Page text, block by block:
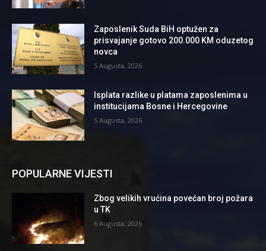
Zaposlenik Suda BiH optužen za
prisvajanje gotovo 200.000 KM oduzetog
novca
5 Augusta, 2026
Isplata razlike u platama zaposlenima u
institucijama Bosne i Hercegovine
5 Augusta, 2026
POPULARNE VIJESTI
Zbog velikih vrućina povećan broj požara
u TK
6 Augusta, 2026